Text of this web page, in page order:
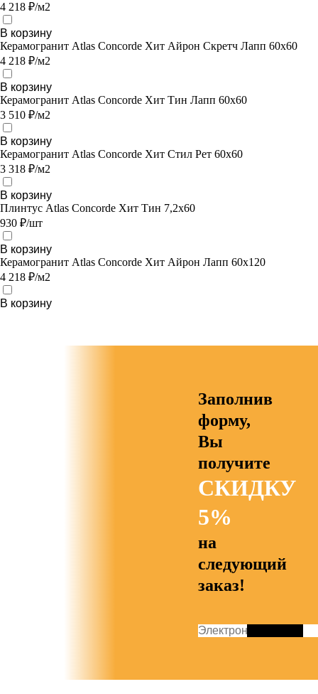
4 218 ₽/м2
В корзину
Керамогранит Atlas Concorde Хит Айрон Скретч Лапп 60х60
4 218 ₽/м2
В корзину
Керамогранит Atlas Concorde Хит Тин Лапп 60х60
3 510 ₽/м2
В корзину
Керамогранит Atlas Concorde Хит Стил Рет 60х60
3 318 ₽/м2
В корзину
Плинтус Atlas Concorde Хит Тин 7,2х60
930 ₽/шт
В корзину
Керамогранит Atlas Concorde Хит Айрон Лапп 60x120
4 218 ₽/м2
В корзину
Заполнив
форму,
Вы
получите
СКИДКУ
5%
на
следующий
заказ!